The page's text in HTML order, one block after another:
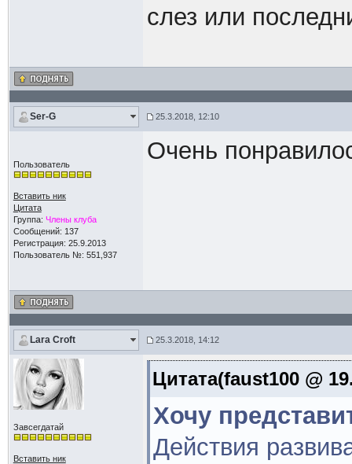
слез или
Ser-G 25.3.2018, 12:10
Пользователь
Вставить ник
Цитата
Группа: Члены клуба
Сообщений: 137
Регистрация: 25.9.2013
Пользователь №: 551,937
Очень
Lara Croft 25.3.2018, 14:12
Завсегдатай
Вставить ник
Цитата(faust100 @
Хочу
Действия